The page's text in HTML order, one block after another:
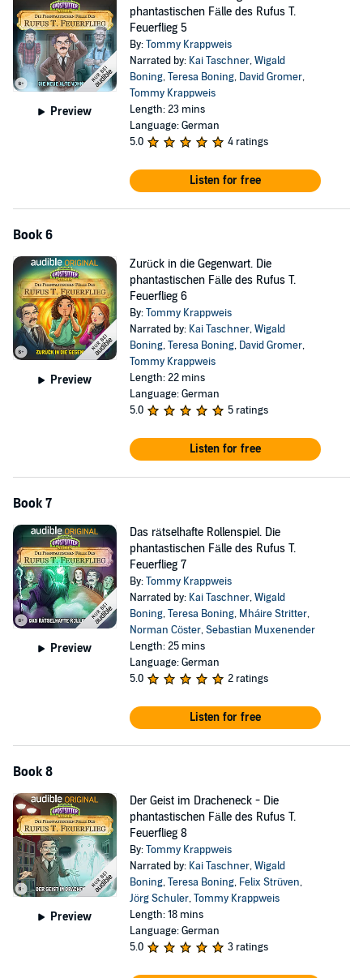
Preview
phantastischen Fälle des Rufus T.
Feuerflieg 5
By:Tommy Krappweis
Narrated by: Kai Taschner,Wigald
Boning,Teresa Boning, David Gromer,
Tommy Krappweis
Length: 23 mins
Language: German
5.0
4 ratings
Listen for free
Book 6
Preview
Zurück in die Gegenwart. Die
phantastischen Fälle des Rufus T.
Feuerflieg 6
By:Tommy Krappweis
Narrated by: Kai Taschner,Wigald
Boning,Teresa Boning, David Gromer,
Tommy Krappweis
Length: 22 mins
Language: German
5.0
5 ratings
Listen for free
Book 7
Preview
Das rätselhafte Rollenspiel. Die
phantastischen Fälle des Rufus T.
Feuerflieg 7
By:Tommy Krappweis
Narrated by: Kai Taschner,Wigald
Boning,Teresa Boning, Mháire Stritter,
Norman Cöster,Sebastian Muxenender
Length: 25 mins
Language: German
5.0
2 ratings
Listen for free
Book 8
Preview
Der Geist im Dracheneck - Die
phantastischen Fälle des Rufus T.
Feuerflieg 8
By:Tommy Krappweis
Narrated by: Kai Taschner,Wigald
Boning,Teresa Boning, Felix Strüven,
Jörg Schuler,Tommy Krappweis
Length: 18 mins
Language: German
5.0
3 ratings